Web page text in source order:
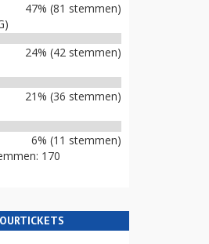
47% (81 stemmen)
24% (42 stemmen)
21% (36 stemmen)
6% (11 stemmen)
170